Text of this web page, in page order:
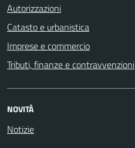
Autorizzazioni
Catasto e urbanistica
Imprese e commercio
Tributi, finanze e contravvenzioni
NOVITÀ
Notizie